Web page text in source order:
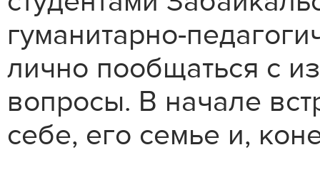
гуманитарно-
лично пообщаться с
вопросы. В начале
себе, его семье и,